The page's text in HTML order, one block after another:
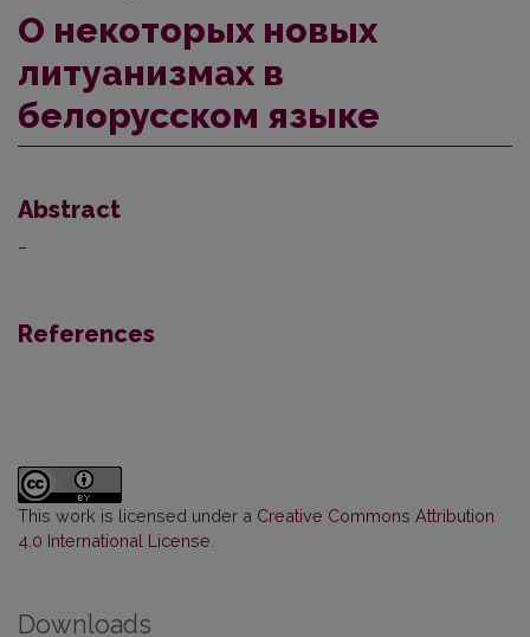
О некоторых новых
литуанизмах в
белорусском языке
Abstract
–
References
This work is licensed under a Creative Commons Attribution
4.0 International License
Downloads